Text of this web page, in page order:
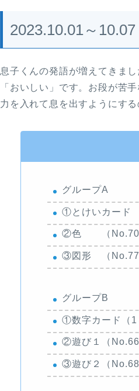
2023.10.01～10.07
息子くんの発語が増えてきま
「おいしい」です。お段が苦
力を入れて息を出すようにす
グループA
①とけいカード
②色 （No.709
③図形 （
グループB
①数字カード（1
②遊び１（
③遊び２（